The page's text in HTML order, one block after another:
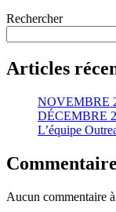
Rechercher
Articles
NOVEMBRE
DÉCEMBRE
L’équipe
Aucun commentaire